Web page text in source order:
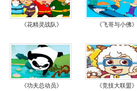
《花精灵战队》 《飞哥与小佛》
《功夫总动员》 《竞技大联盟》